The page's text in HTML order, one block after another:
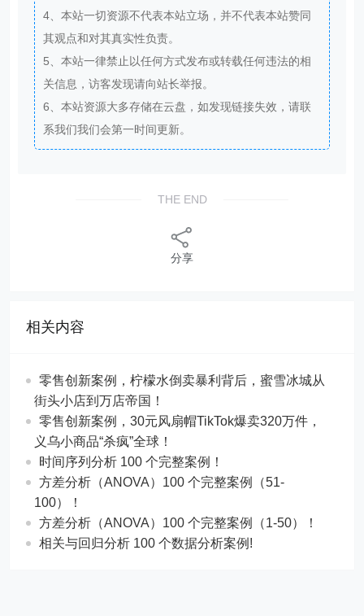
4、本站一切资源不代表本站立场，并不代表本站赞同
其观点和对其真实性负责。
5、本站一律禁止以任何方式发布或转载任何违法的相
关信息，访客发现请向站长举报。
6、本站资源大多存储在云盘，如发现链接失效，请联
系我们我们会第一时间更新。
THE END
分享
相关内容
零售创新案例，柠檬水倒卖暴利背后，蜜雪冰城从
街头小店到万店帝国！
​​零售创新案例，30元风扇帽TikTok爆卖320万件，
义乌小商品“杀疯”全球！
时间序列分析 100 个完整案例！
方差分析（ANOVA）100 个完整案例（51-
100）！
方差分析（ANOVA）100 个完整案例（1-50）！
相关与回归分析 100 个数据分析案例!